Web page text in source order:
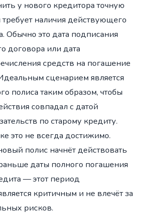
у нового кредитора точную
требует наличия действующего
Обычно это дата подписания
договора или дата
средств на погашение
сценарием является
полиса таким образом, чтобы
совпадал с датой
по старому кредиту.
это не всегда достижимо.
полис начнёт действовать
даты полного погашения
— этот период
критичным и не влечёт за
рисков.